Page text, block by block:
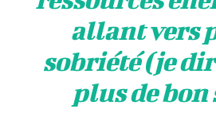
allant vers
sobriété (je
plus de bon